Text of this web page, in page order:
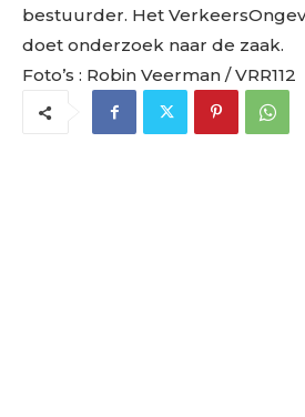
bestuurder. Het
doet onderzoek naar de zaak.
Foto’s : Robin Veerman / VRR112